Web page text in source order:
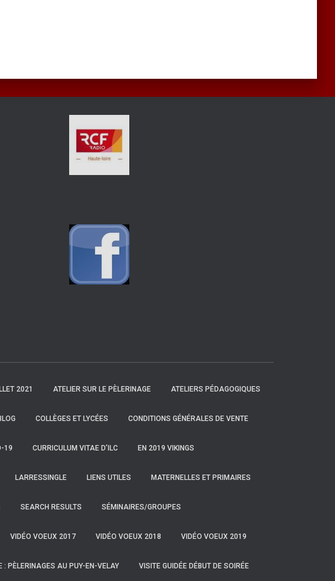
2021 ATELIER SUR LE PÈLERINAGE ATELIERS PÉDAGOGIQUES
COLLÈGES ET LYCÉES CONDITIONS GÉNÉRALES DE VENTE
19 CURRICULUM VITAE D’ILC EN 2019 VIKINGS
LARRESSINGLE LIENS UTILES MATERNELLES ET PRIMAIRES
SEARCH RESULTS SÉMINAIRES/GROUPES
VIDÉO VOEUX 2017 VIDÉO VOEUX 2018 VIDÉO VOEUX 2019
: PÈLERINAGES AU PUY-EN-VELAY VISITE GUIDÉE DÉBUT DE SOIRÉE